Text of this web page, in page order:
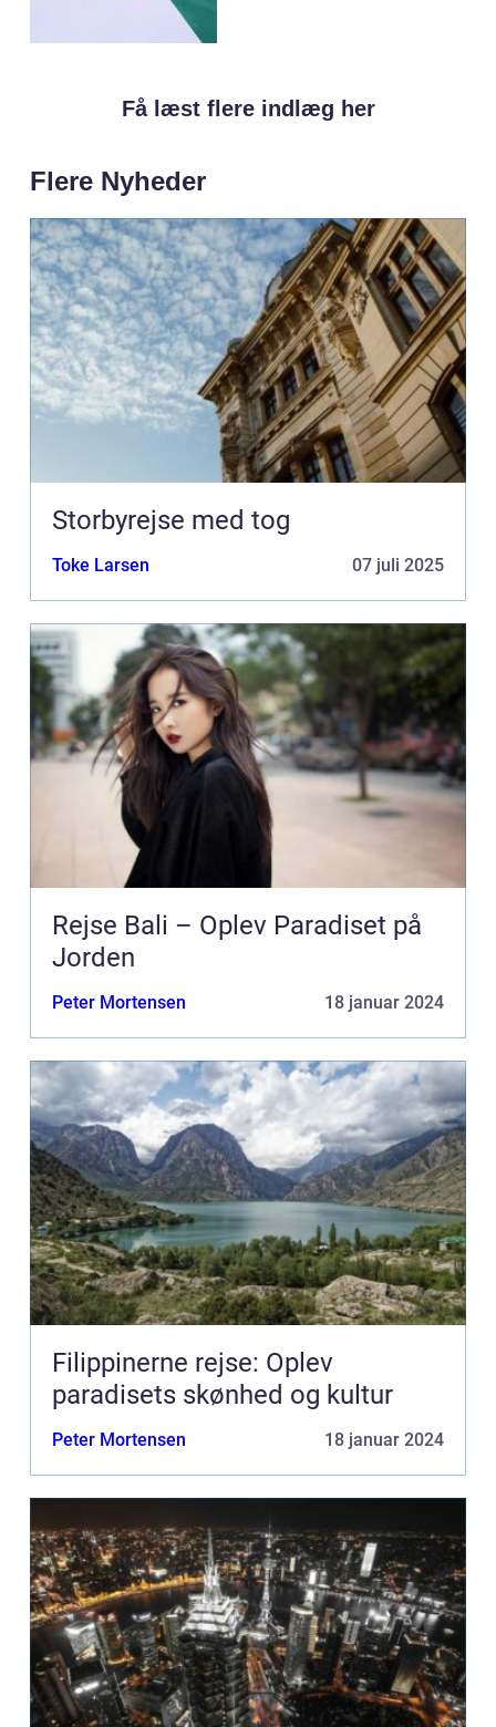
Få læst flere indlæg her
Flere Nyheder
Storbyrejse med tog
Toke Larsen 07 juli 2025
Rejse Bali – Oplev Paradiset på
Jorden
Peter Mortensen 18 januar 2024
Filippinerne rejse: Oplev
paradisets skønhed og kultur
Peter Mortensen 18 januar 2024